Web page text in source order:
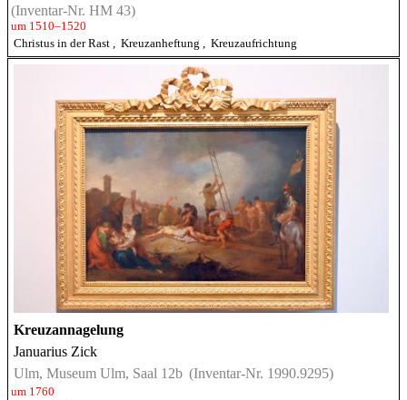
(Inventar-Nr. HM 43)
um 1510–1520
Christus in der Rast
Kreuzanheftung Kreuzaufrichtung
Kreuzannagelung
Januarius Zick
Ulm, Museum Ulm, Saal 12b (Inventar-Nr. 1990.9295)
um 1760